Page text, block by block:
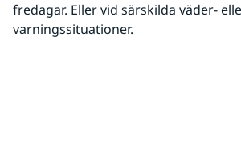
fredagar. Eller vid särskilda väder-
varningssituationer.